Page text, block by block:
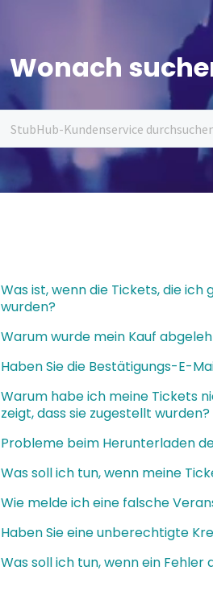
Wonach
Was ist, wenn die Tickets, die
wurden?
Warum wurde mein Kauf
Haben Sie die Bestätigungs-E-
Warum habe ich meine Tickets
zeigt, dass sie zugestellt wurden?
Probleme beim Herunterladen
Was soll ich tun, wenn meine
Wie melde ich eine falsche
Haben Sie eine unberechtigte
Was soll ich tun, wenn ein